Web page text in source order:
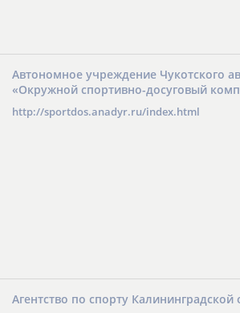
Автономное учреждение Чукотского
«Окружной спортивно-досуговый
http://sportdos.anadyr.ru/index.html
Агентство по спорту Калининградской